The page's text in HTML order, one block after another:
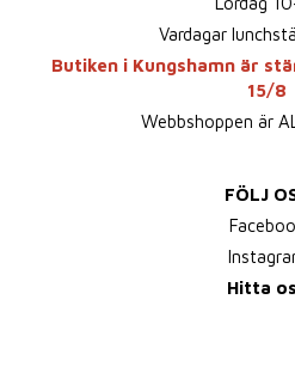
Vardagar
Butiken i Kungshamn är
15/8
Webbshoppen är
FÖLJ
Hitta